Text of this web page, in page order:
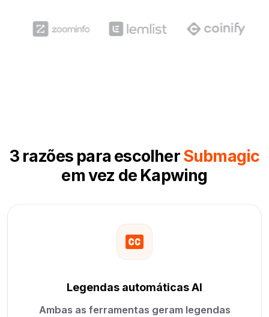
3 razões para escolherSubmagic
em vez de Kapwing
Legendas automáticas AI
Ambas as ferramentas geram legendas